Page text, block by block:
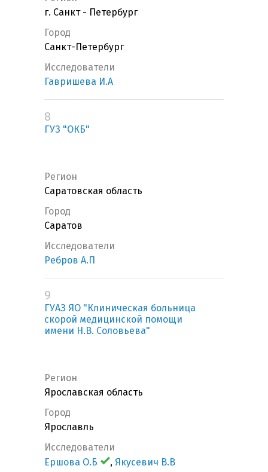
г. Санкт - Петербург
Город
Санкт-Петербург
Исследователи
Гавришева И.А
8
ГУЗ "ОКБ"
Регион
Саратовская область
Город
Саратов
Исследователи
Ребров А.П
9
ГУАЗ ЯО "Клиническая больница
скорой медицинской помощи
имени Н.В. Соловьева"
Регион
Ярославская область
Город
Ярославль
Исследователи
Ершова О.Б
, Якусевич В.В